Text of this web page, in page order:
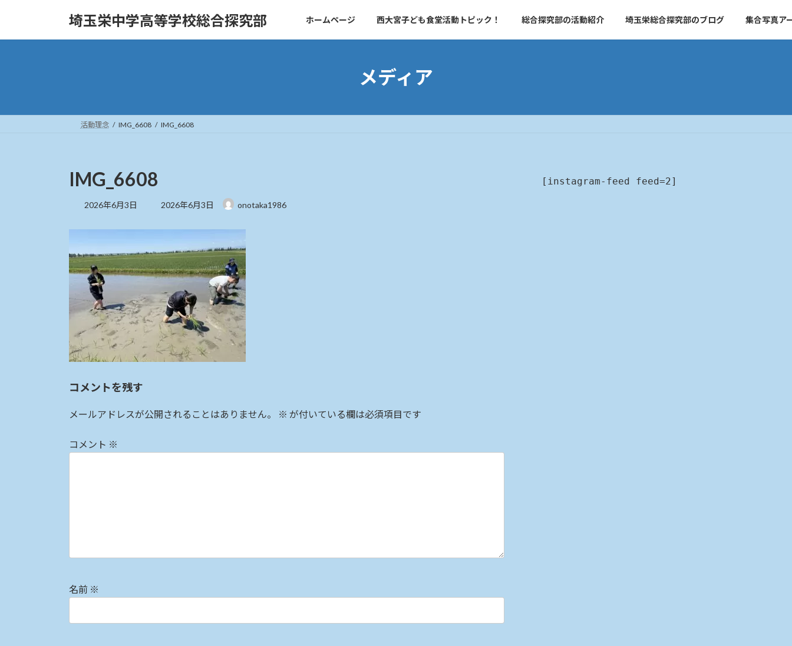
埼玉栄中学高等学校総合探究部 ホームページ 西大宮子ども食堂活動トピック！ 総合探究部の活動紹介 埼玉栄総合探究部のブログ 集合写真ア
メディア
活動理念 IMG_6608 IMG_6608
IMG_6608
2026年6月3日
最
日
時
:
2026年6月3日 onotaka1986
コメントを残す
メールアドレスが公開されることはありません。 ※ が付いている欄は必須項目です
コメント ※
名前 ※
[instagram-feed feed=2]